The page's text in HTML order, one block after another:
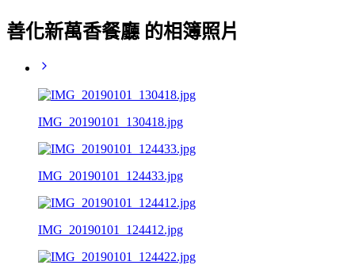
善化新萬香餐廳 的相簿照片
IMG_20190101_130418.jpg
IMG_20190101_124433.jpg
IMG_20190101_124412.jpg